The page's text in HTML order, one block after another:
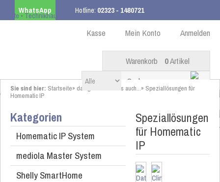
WhatsApp Hotline: 02323 - 1480721
ab 99,00 € innerhalb DE Anmelden
Mein Konto
Kasse
Warenkorb 0Artikel
Sie sind hier: Startseite» das gibt es bei uns auch...» Speziallösungen für
Homematic IP
Kategorien
Homematic IP System
mediola Master System
Shelly SmartHome
Speziallösungen
für Homematic
IP